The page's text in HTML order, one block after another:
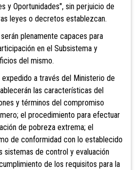
y Oportunidades", sin perjuicio de
leyes o decretos establezcan.
plenamente capaces para
en el Subsistema y
del mismo.
a través del Ministerio de
las características del
y términos del compromiso
el procedimiento para efectuar
de pobreza extrema; el
de conformidad con lo establecido
sistemas de control y evaluación
de los requisitos para la